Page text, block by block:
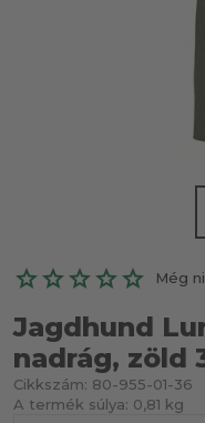
Még
Jagdhund
nadrág, zöld
Cikkszám: 80-955-01-36
A termék súlya: 0,81 kg